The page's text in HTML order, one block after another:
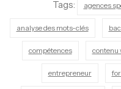
Tags: agences
analyse des mots-clés
compétences contenu
entrepreneur